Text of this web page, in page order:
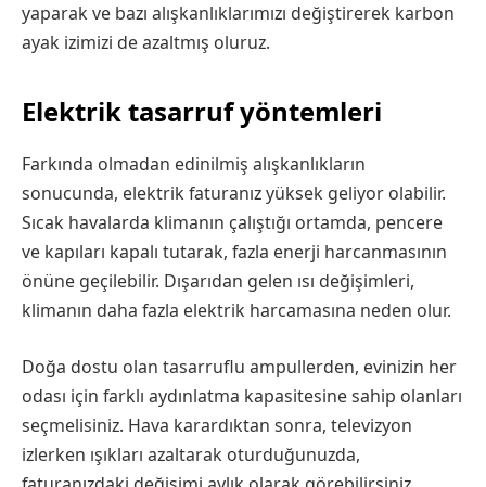
yaparak ve bazı alışkanlıklarımızı değiştirerek karbon
ayak izimizi de azaltmış oluruz.
Elektrik tasarruf yöntemleri
Farkında olmadan edinilmiş alışkanlıkların
sonucunda, elektrik faturanız yüksek geliyor olabilir.
Sıcak havalarda klimanın çalıştığı ortamda, pencere
ve kapıları kapalı tutarak, fazla enerji harcanmasının
önüne geçilebilir. Dışarıdan gelen ısı değişimleri,
klimanın daha fazla elektrik harcamasına neden olur.
Doğa dostu olan tasarruflu ampullerden, evinizin her
odası için farklı aydınlatma kapasitesine sahip olanları
seçmelisiniz. Hava karardıktan sonra, televizyon
izlerken ışıkları azaltarak oturduğunuzda,